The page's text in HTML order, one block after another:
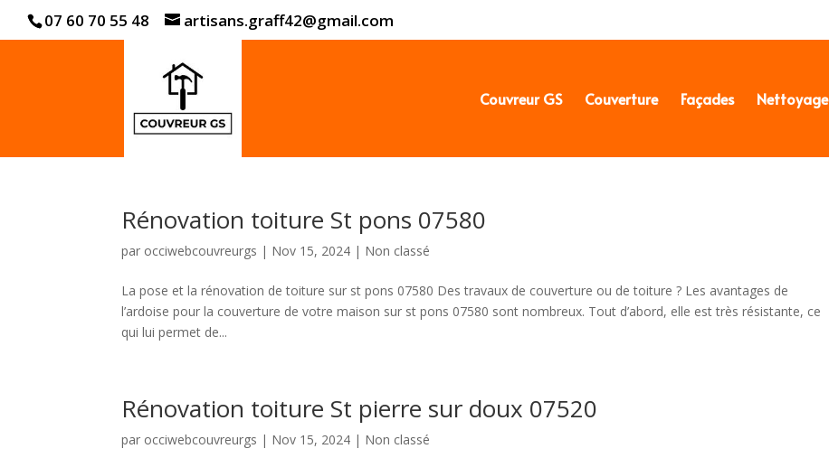
07 60 70 55 48 artisans.graff42@gmail.com
Couvreur GS Couverture Façades Nettoyage
Rénovation toiture St pons 07580
par occiwebcouvreurgs | Nov 15, 2024 | Non classé
La pose et la rénovation de toiture sur st pons 07580 Des travaux de couverture ou de toiture ? Les avantages de
l’ardoise pour la couverture de votre maison sur st pons 07580 sont nombreux. Tout d’abord, elle est très résistante, ce
qui lui permet de...
Rénovation toiture St pierre sur doux 07520
par occiwebcouvreurgs | Nov 15, 2024 | Non classé